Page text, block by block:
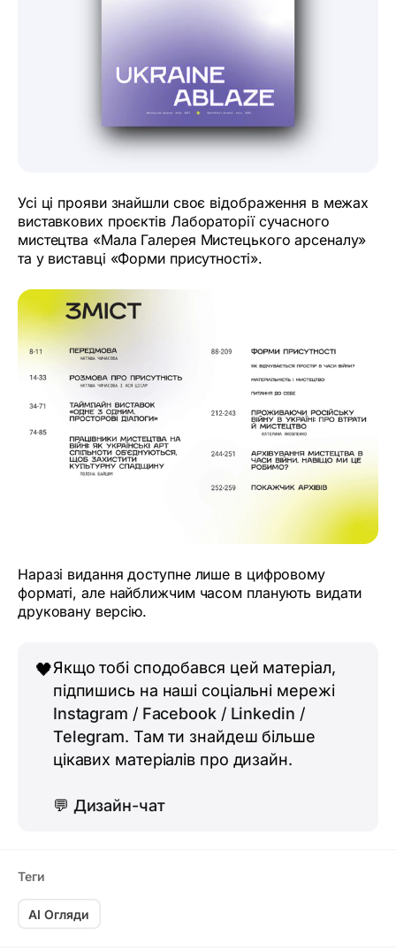
Усі ці прояви знайшли своє відображення в межах
виставкових проєктів Лабораторії сучасного
мистецтва «Мала Галерея Мистецького арсеналу»
та у виставці «Форми присутності».
Наразі видання доступне лише в цифровому
форматі, але найближчим часом планують видати
друковану версію.
🖤Якщо тобі сподобався цей матеріал,
підпишись на наші соціальні мережі
Instagram / Facebook/ Linkedin /
Telegram. Там ти знайдеш більше
цікавих матеріалів про дизайн.
💬 Дизайн-чат
Теги
AI Огляди